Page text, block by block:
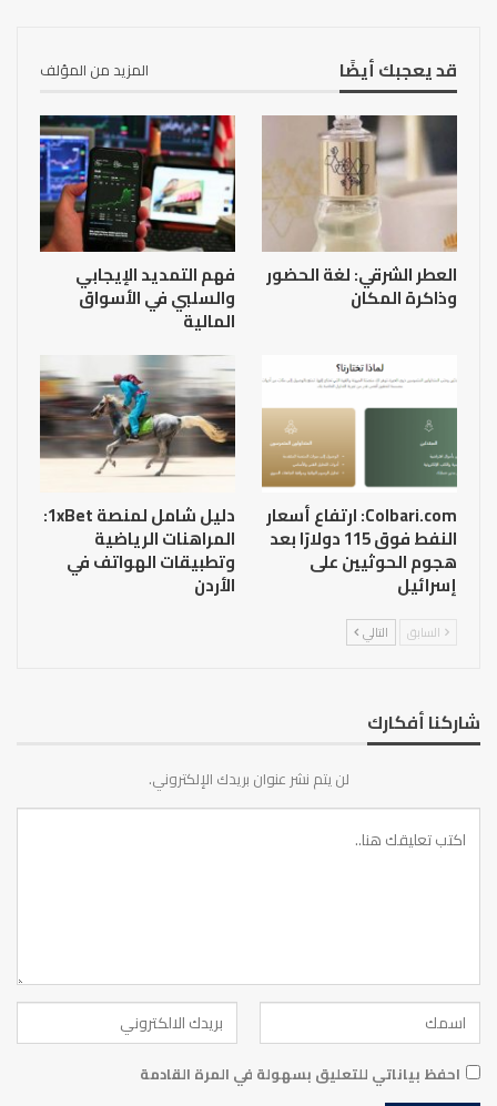
قد يعجبك أيضًا المزيد من المؤلف
العطر الشرقي: لغة الحضور
وذاكرة المكان
فهم التمديد الإيجابي
والسلبي في الأسواق
المالية
Colbari.com: ارتفاع أسعار
النفط فوق 115 دولارًا بعد
هجوم الحوثيين على
إسرائيل
دليل شامل لمنصة 1xBet:
المراهنات الرياضية
وتطبيقات الهواتف في
الأردن
السابق التالي
شاركنا أفكارك
لن يتم نشر عنوان بريدك الإلكتروني.
احفظ بياناتي للتعليق بسهولة في المرة القادمة